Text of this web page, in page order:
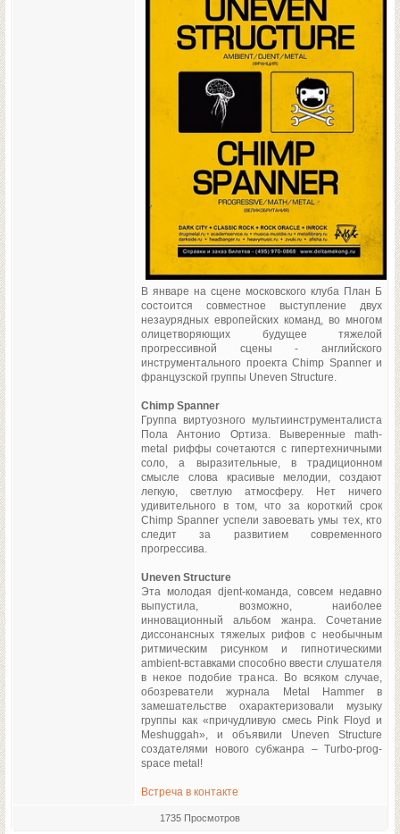
В январе на сцене московского клуба План Б
состоится совместное выступление двух
незаурядных европейских команд, во многом
олицетворяющих будущее тяжелой
прогрессивной сцены - английского
инструментального проекта Chimp Spanner и
французской группы Uneven Structure.
Chimp Spanner
Группа виртуозного мультиинструменталиста
Пола Антонио Ортиза. Выверенные math-
metal риффы сочетаются с гипертехничными
соло, а выразительные, в традиционном
смысле слова красивые мелодии, создают
легкую, светлую атмосферу. Нет ничего
удивительного в том, что за короткий срок
Chimp Spanner успели завоевать умы тех, кто
следит за развитием современного
прогрессива.
Uneven Structure
Эта молодая djent-команда, совсем недавно
выпустила, возможно, наиболее
инновационный альбом жанра. Сочетание
диссонансных тяжелых рифов с необычным
ритмическим рисунком и гипнотическими
ambient-вставками способно ввести слушателя
в некое подобие транса. Во всяком случае,
обозреватели журнала Metal Hammer в
замешательстве охарактеризовали музыку
группы как «причудливую смесь Pink Floyd и
Meshuggah», и объявили Uneven Structure
создателями нового субжанра – Turbo-prog-
space metal!
Встреча в контакте
1735 Просмотров